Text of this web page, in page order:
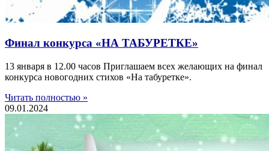
Финал конкурса «НА ТАБУРЕТКЕ»
13 января в 12.00 часов Приглашаем всех желающих на финал
конкурса новогодних стихов «На табуретке».
Читать полностью »
09.01.2024